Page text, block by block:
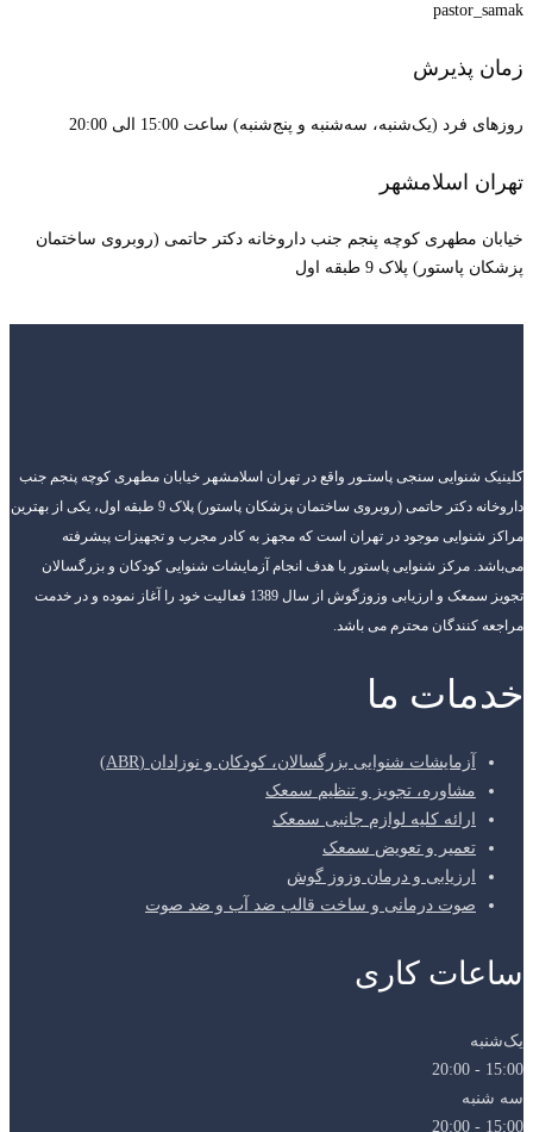
pastor_samak
زمان پذیرش
روزهای فرد (یک‌شنبه، سه‌شنبه و پنج‌شنبه) ساعت 15:00 الی 20:00
تهران اسلامشهر
خیابان مطهری کوچه پنجم جنب داروخانه دکتر حاتمی (روبروی ساختمان
پزشکان پاستور) پلاک 9 طبقه اول
کلینیک شنوایی سنجی پاستـور واقع در تهران اسلامشهر خیابان مطهری کوچه پنجم جنب
داروخانه دکتر حاتمی (روبروی ساختمان پزشکان پاستور) پلاک 9 طبقه اول، یکی از بهترین
مراکز شنوایی موجود در تهران است که مجهز به کادر مجرب و تجهیزات پیشرفته
می‌باشد. مرکز شنوایی پاستور با هدف انجام آزمایشات شنوایی کودکان و بزرگسالان
تجویز سمعک و ارزیابی وزوزگوش از سال 1389 فعالیت خود را آغاز نموده و در خدمت
مراجعه کنندگان محترم می باشد.
خدمات ما
آزمایشات شنوایی بزرگسالان، کودکان و نوزادان (ABR)
مشاوره، تجویز و تنظیم سمعک
ارائه کلیه لوازم جانبی سمعک
تعمیر و تعویض سمعک
ارزیابی و درمان وزوز گوش
صوت درمانی و ساخت قالب ضد آب و ضد صوت
ساعات کاری
یک‌شنبه
15:00 - 20:00
سه شنبه
15:00 - 20:00